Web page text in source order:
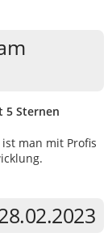
5 Sternen
man mit Profis